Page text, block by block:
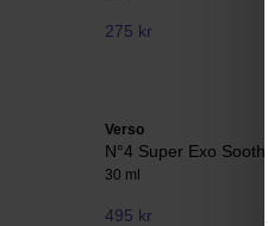
275 kr
Verso
N°4 Super Exo
30 ml
495 kr